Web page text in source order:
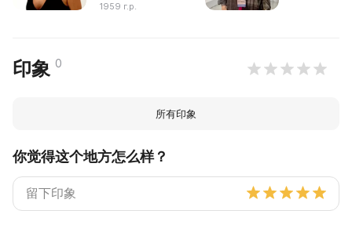
1959 г.р.
印象 0
所有印象
你觉得这个地方怎么样？